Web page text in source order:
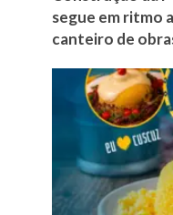
segue em ritmo
canteiro de